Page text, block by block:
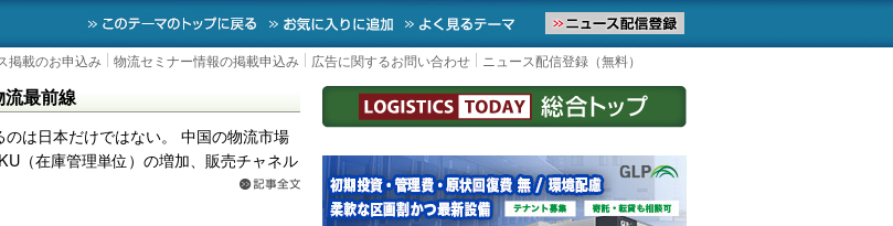
ュースサイト
3PL, SCMなど国内外の最新の物流ニュースをお届けします。物流ニュースメール配信を登録すると、平日な
TOPに戻る お気に入りに追加 よく見るテーマ
掲載のお申込み 物流セミナー情報の掲載申込み 広告に関するお問い合わせ ニュース配信登録（無料）
最前線
は日本だけではない。 中国の物流市場
（在庫管理単位）の増加、販売チャネル